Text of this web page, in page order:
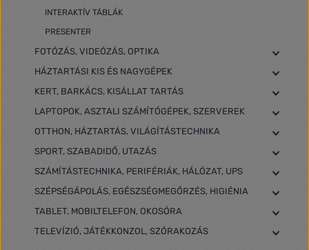
INTERAKTÍV TÁBLÁK
PRESENTER
FOTÓZÁS, VIDEÓZÁS, OPTIKA
HÁZTARTÁSI KIS ÉS NAGYGÉPEK
KERT, BARKÁCS, KISÁLLAT TARTÁS
LAPTOPOK, ASZTALI SZÁMÍTÓGÉPEK, SZERVEREK
OTTHON, HÁZTARTÁS, VILÁGÍTÁSTECHNIKA
SPORT, SZABADIDŐ, UTAZÁS
SZÁMÍTÁSTECHNIKA, PERIFÉRIÁK, HÁLÓZAT, UPS
SZÉPSÉGÁPOLÁS, EGÉSZSÉGMEGŐRZÉS, HIGIÉNIA
TABLET, MOBILTELEFON, OKOSÓRA
TELEVÍZIÓ, JÁTÉKKONZOL, SZÓRAKOZÁS